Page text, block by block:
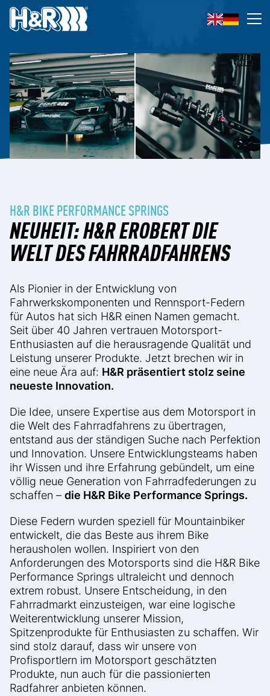
Zum Inhalt springen
H&R BIKE PERFORMANCE SPRINGS
NEUHEIT: H&R EROBERT DIE
WELT DES FAHRRADFAHRENS
Als Pionier in der Entwicklung von
Fahrwerkskomponenten und Rennsport-Federn
für Autos hat sich H&R einen Namen gemacht.
Seit über 40 Jahren vertrauen Motorsport-
Enthusiasten auf die herausragende Qualität und
Leistung unserer Produkte. Jetzt brechen wir in
eine neue Ära auf: H&R präsentiert stolz seine
neueste Innovation.
Die Idee, unsere Expertise aus dem Motorsport in
die Welt des Fahrradfahrens zu übertragen,
entstand aus der ständigen Suche nach Perfektion
und Innovation. Unsere Entwicklungsteams haben
ihr Wissen und ihre Erfahrung gebündelt, um eine
völlig neue Generation von Fahrradfederungen zu
schaffen – die H&R Bike Performance Springs.
Diese Federn wurden speziell für Mountainbiker
entwickelt, die das Beste aus ihrem Bike
herausholen wollen. Inspiriert von den
Anforderungen des Motorsports sind die H&R Bike
Performance Springs ultraleicht und dennoch
extrem robust. Unsere Entscheidung, in den
Fahrradmarkt einzusteigen, war eine logische
Weiterentwicklung unserer Mission,
Spitzenprodukte für Enthusiasten zu schaffen. Wir
sind stolz darauf, dass wir unsere von
Profisportlern im Motorsport geschätzten
Produkte, nun auch für die passionierten
Radfahrer anbieten können.